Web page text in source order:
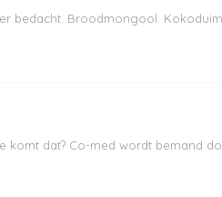
bedacht. Broodmongool.
dat? Co-med wordt bemand